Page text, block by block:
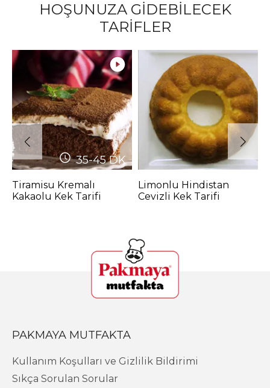
HOŞUNUZA GİDEBİLECEK
TARİFLER
35-45DK
Tiramisu Kremalı
Kakaolu Kek Tarifi
Limonlu Hindistan
Cevizli Kek Tarifi
PAKMAYA MUTFAKTA
Kullanım Koşulları ve Gizlilik Bildirimi
Sıkça Sorulan Sorular